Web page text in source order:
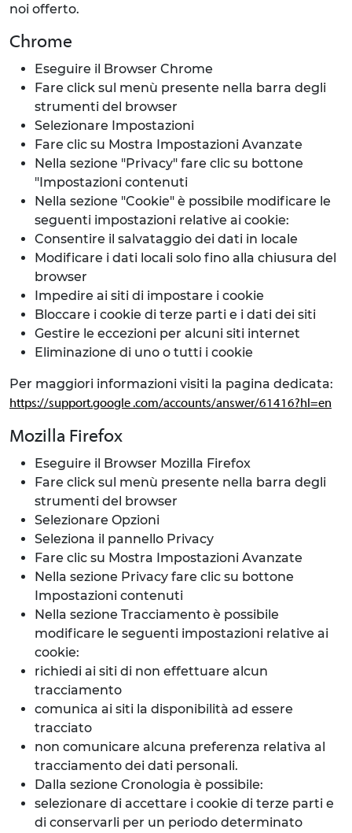
noi offerto.
Chrome
Eseguire il Browser Chrome
Fare click sul menù presente nella barra degli
strumenti del browser
Selezionare Impostazioni
Fare clic su Mostra Impostazioni Avanzate
Nella sezione "Privacy" fare clic su bottone
"Impostazioni contenuti
Nella sezione "Cookie" è possibile modificare le
seguenti impostazioni relative ai cookie:
Consentire il salvataggio dei dati in locale
Modificare i dati locali solo fino alla chiusura del
browser
Impedire ai siti di impostare i cookie
Bloccare i cookie di terze parti e i dati dei siti
Gestire le eccezioni per alcuni siti internet
Eliminazione di uno o tutti i cookie
Per maggiori informazioni visiti la pagina dedicata:
https://support.google .com/accounts/answer/61416?hl=en
Mozilla Firefox
Eseguire il Browser Mozilla Firefox
Fare click sul menù presente nella barra degli
strumenti del browser
Selezionare Opzioni
Seleziona il pannello Privacy
Fare clic su Mostra Impostazioni Avanzate
Nella sezione Privacy fare clic su bottone
Impostazioni contenuti
Nella sezione Tracciamento è possibile
modificare le seguenti impostazioni relative ai
cookie:
richiedi ai siti di non effettuare alcun
tracciamento
comunica ai siti la disponibilità ad essere
tracciato
non comunicare alcuna preferenza relativa al
tracciamento dei dati personali.
Dalla sezione Cronologia è possibile:
selezionare di accettare i cookie di terze parti e
di conservarli per un periodo determinato